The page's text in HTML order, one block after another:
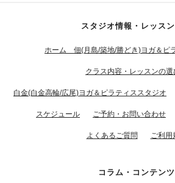
スタジオ情報・レッス
ホーム 佃(月島/築地/勝どき)ヨガ＆ピ
クラス内容・レッスンの選
白金(白金高輪/広尾)ヨガ＆ピラティススタジオ
スケジュール ご予約・お問い合わせ
よくあるご質問 ご利用
コラム・コンテンツ